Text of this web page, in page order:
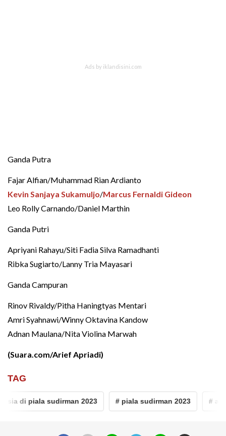
Ganda Putra
Fajar Alfian/Muhammad Rian Ardianto
Kevin Sanjaya Sukamuljo/Marcus Fernaldi Gideon
Leo Rolly Carnando/Daniel Marthin
Ganda Putri
Apriyani Rahayu/Siti Fadia Silva Ramadhanti
Ribka Sugiarto/Lanny Tria Mayasari
Ganda Campuran
Rinov Rivaldy/Pitha Haningtyas Mentari
Amri Syahnawi/Winny Oktavina Kandow
Adnan Maulana/Nita Violina Marwah
(Suara.com/Arief Apriadi)
TAG
di piala sudirman 2023 # piala sudirman 2023 #